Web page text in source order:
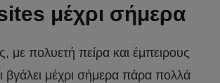
μέχρι σήμερα
με πολυετή πείρα και έμπειρους
βγάλει μέχρι σήμερα πάρα πολλά